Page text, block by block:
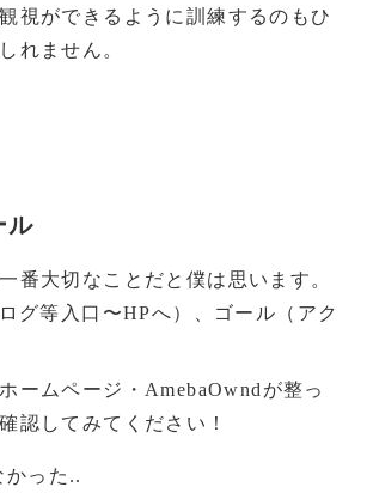
視ができるように訓練するのもひ
れません。
ル
番大切なことだと僕は思います。
グ等入口〜HPへ）、ゴール（アク
ームページ・AmebaOwndが整っ
認してみてください！
かった..